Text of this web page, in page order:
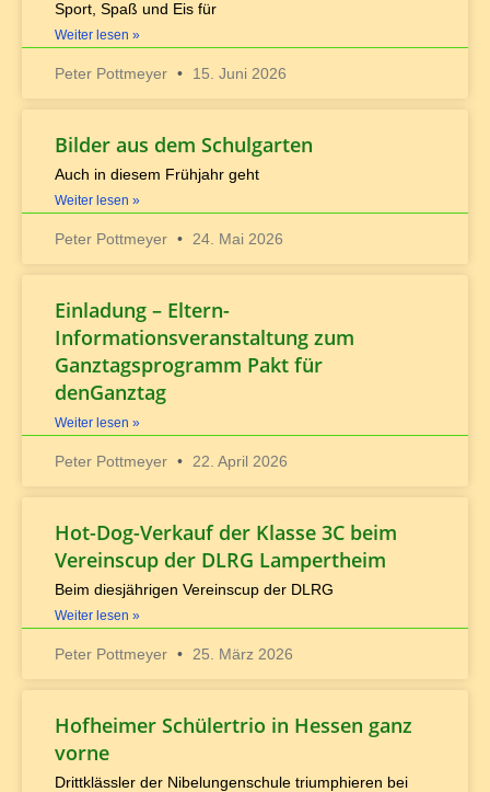
Sport, Spaß und Eis für
Weiter lesen »
Peter Pottmeyer 15. Juni 2026
Bilder aus dem Schulgarten
Auch in diesem Frühjahr geht
Weiter lesen »
Peter Pottmeyer 24. Mai 2026
Einladung – Eltern-
Informationsveranstaltung zum
Ganztagsprogramm Pakt für
denGanztag
Weiter lesen »
Peter Pottmeyer 22. April 2026
Hot-Dog-Verkauf der Klasse 3C beim
Vereinscup der DLRG Lampertheim
Beim diesjährigen Vereinscup der DLRG
Weiter lesen »
Peter Pottmeyer 25. März 2026
Hofheimer Schülertrio in Hessen ganz
vorne
Drittklässler der Nibelungenschule triumphieren bei